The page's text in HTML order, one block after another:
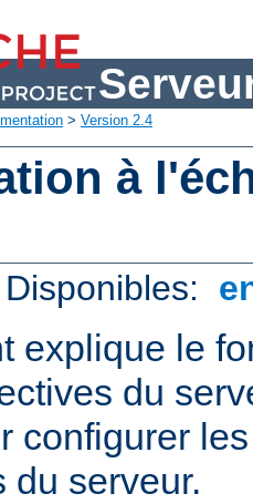
> Version 2.4
à
explique le
du
configurer
du serveur.